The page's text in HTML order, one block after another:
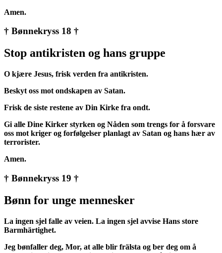
Amen.
† Bønnekryss 18 †
Stop antikristen og hans gruppe
O kjære Jesus, frisk verden fra antikristen.
Beskyt oss mot ondskapen av Satan.
Frisk de siste restene av Din Kirke fra ondt.
Gi alle Dine Kirker styrken og Nåden som trengs for å forsvare
oss mot kriger og forfølgelser planlagt av Satan og hans hær av
terrorister.
Amen.
† Bønnekryss 19 †
Bønn for unge mennesker
La ingen sjel falle av veien. La ingen sjel avvise Hans store
Barmhärtighet.
Jeg bønfaller deg, Mor, at alle blir frälsta og ber deg om å